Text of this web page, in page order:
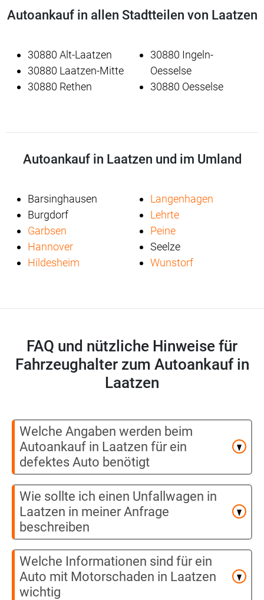
Autoankauf in allen Stadtteilen von Laatzen
30880 Alt-Laatzen
30880 Laatzen-Mitte
30880 Rethen
30880 Ingeln-
Oesselse
30880 Oesselse
Autoankauf in Laatzen und im Umland
Barsinghausen
Burgdorf
Garbsen
Hannover
Hildesheim
Langenhagen
Lehrte
Peine
Seelze
Wunstorf
FAQ und nützliche Hinweise für
Fahrzeughalter zum Autoankauf in
Laatzen
Welche Angaben werden beim
Autoankauf in Laatzen für ein
defektes Auto benötigt
Wie sollte ich einen Unfallwagen in
Laatzen in meiner Anfrage
beschreiben
Welche Informationen sind für ein
Auto mit Motorschaden in Laatzen
wichtig